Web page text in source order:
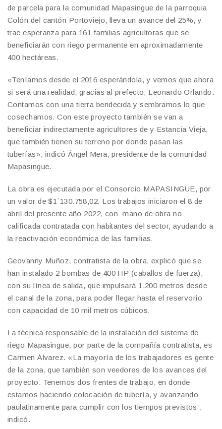
de parcela para la comunidad Mapasingue de la parroquia
Colón del cantón Portoviejo, lleva un avance del 25%, y
trae esperanza para 161 familias agricultoras que se
beneficiarán con riego permanente en aproximadamente
400 hectáreas.
«Teníamos desde el 2016 esperándola, y vemos que ahora
si será una realidad, gracias al prefecto, Leonardo Orlando.
Contamos con una tierra bendecida y sembramos lo que
cosechamos. Con este proyecto también se van a
beneficiar indirectamente agricultores de y Estancia Vieja,
que también tienen su terreno por donde pasan las
tuberías», indicó Ángel Mera, presidente de la comunidad
Mapasingue.
La obra es ejecutada por el Consorcio MAPASINGUE, por
un valor de $1´130.758,02. Los trabajos iniciaron el 8 de
abril del presente año 2022, con mano de obra no
calificada contratada con habitantes del sector, ayudando a
la reactivación económica de las familias.
Geovanny Muñoz, contratista de la obra, explicó que se
han instalado 2 bombas de 400 HP (caballos de fuerza),
con su línea de salida, que impulsará 1.200 metros desde
el canal de la zona, para poder llegar hasta el reservorio
con capacidad de 10 mil metros cúbicos.
La técnica responsable de la instalación del sistema de
riego Mapasingue, por parte de la compañía contratista, es
Carmen Álvarez. «La mayoría de los trabajadores es gente
de la zona, que también son veedores de los avances del
proyecto. Tenemos dos frentes de trabajo, en donde
estamos haciendo colocación de tubería, y avanzando
paulatinamente para cumplir con los tiempos previstos”,
indicó.